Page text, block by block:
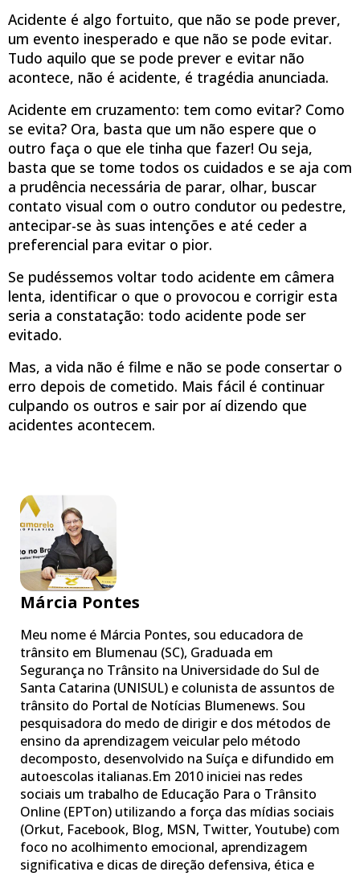
Acidente é algo fortuito, que não se pode prever,
um evento inesperado e que não se pode evitar.
Tudo aquilo que se pode prever e evitar não
acontece, não é acidente, é tragédia anunciada.
Acidente em cruzamento: tem como evitar? Como
se evita? Ora, basta que um não espere que o
outro faça o que ele tinha que fazer! Ou seja,
basta que se tome todos os cuidados e se aja com
a prudência necessária de parar, olhar, buscar
contato visual com o outro condutor ou pedestre,
antecipar-se às suas intenções e até ceder a
preferencial para evitar o pior.
Se pudéssemos voltar todo acidente em câmera
lenta, identificar o que o provocou e corrigir esta
seria a constatação: todo acidente pode ser
evitado.
Mas, a vida não é filme e não se pode consertar o
erro depois de cometido. Mais fácil é continuar
culpando os outros e sair por aí dizendo que
acidentes acontecem.
Márcia Pontes
Meu nome é Márcia Pontes, sou educadora de
trânsito em Blumenau (SC), Graduada em
Segurança no Trânsito na Universidade do Sul de
Santa Catarina (UNISUL) e colunista de assuntos de
trânsito do Portal de Notícias Blumenews. Sou
pesquisadora do medo de dirigir e dos métodos de
ensino da aprendizagem veicular pelo método
decomposto, desenvolvido na Suíça e difundido em
autoescolas italianas.Em 2010 iniciei nas redes
sociais um trabalho de Educação Para o Trânsito
Online (EPTon) utilizando a força das mídias sociais
(Orkut, Facebook, Blog, MSN, Twitter, Youtube) com
foco no acolhimento emocional, aprendizagem
significativa e dicas de direção defensiva, ética e